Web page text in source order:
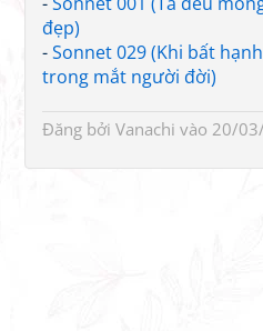
đẹp)
-Sonnet 029 (Khi bất
trong mắt người đời)
Đăng bởi Vanachi vào 20/